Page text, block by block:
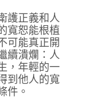
護正義和人
寬恕能根植
可能真正開
續潰爛：人
，年輕的一
到他人的寬
件。